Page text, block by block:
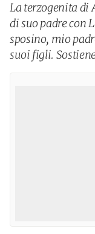
La terzogenita di
di suo padre con
sposino, mio
suoi figli.